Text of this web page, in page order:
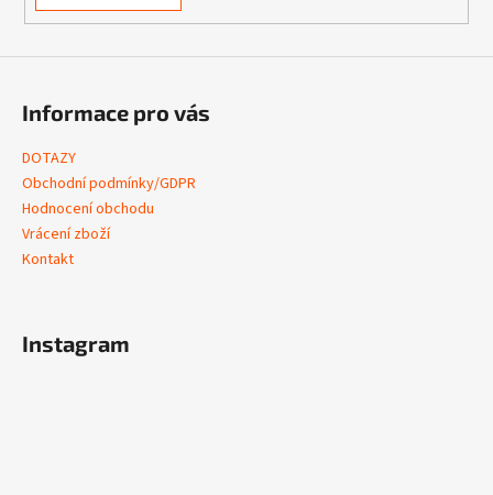
Informace pro vás
DOTAZY
Obchodní podmínky/GDPR
Hodnocení obchodu
Vrácení zboží
Kontakt
Instagram